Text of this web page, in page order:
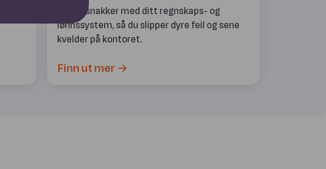
Svenn snakker med ditt regnskaps- og
lønnssystem, så du slipper dyre feil og sene
kvelder på kontoret.
Finn ut mer →